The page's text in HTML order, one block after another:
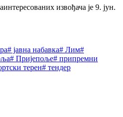
извођача је 9. јун.
# јавна набавка# Лим#
# Пријепоље# припремни
терен# тендер